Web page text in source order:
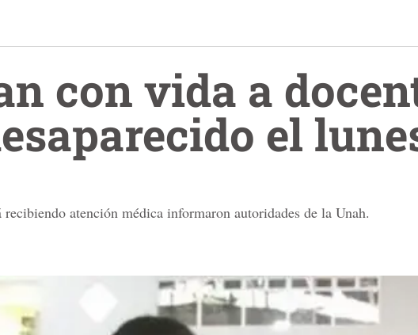
con vida a
el
atención médica informaron autoridades de la Unah.